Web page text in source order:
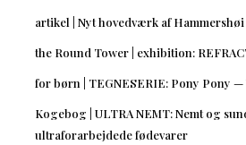
artikel | Nyt hovedværk af
the Round Tower | exhibition:
for børn | TEGNESERIE: Pony Pony
Kogebog | ULTRA NEMT: Nemt og
ultraforarbejdede fødevarer